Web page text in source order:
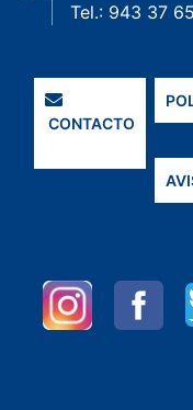
Tel.: 943 37
CONTACTO